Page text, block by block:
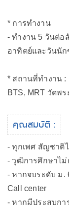
* การทำงาน
- ทำงาน 5 วันต่อ
อาทิตย์และวันนั
* สถานที่ทำงาน :
BTS, MRT วัดพ
คุณสมบัติ :
- ทุกเพศ สัญชาติ
- วุฒิการศึกษาไม่
- หากจบระดับ ม.
Call center
- หากมีประสบกา